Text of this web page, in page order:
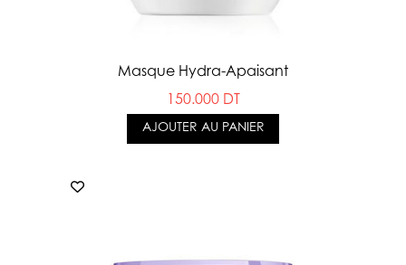
Masque Hydra-Apaisant
150.000 DT
AJOUTER AU PANIER